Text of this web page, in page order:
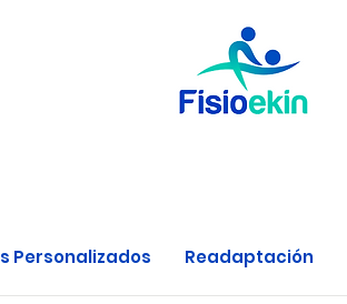
Personalizados Readaptación